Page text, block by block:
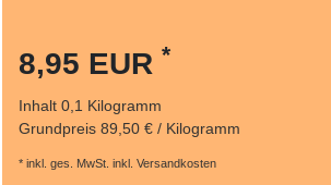
8,95 EUR *
Inhalt 0,1 Kilogramm
Grundpreis 89,50 € / Kilogramm
* inkl. ges. MwSt. inkl. Versandkosten